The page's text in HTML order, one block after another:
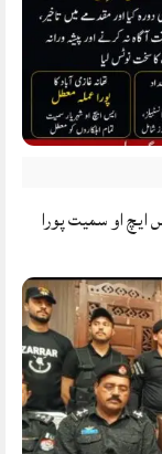
ایچ او سمیت پورا